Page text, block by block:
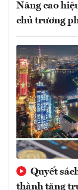
Nâng cao
chủ trương
Quyết
thành tăng